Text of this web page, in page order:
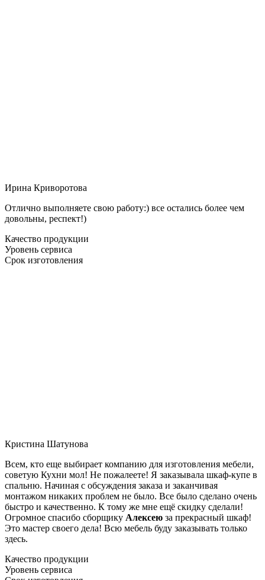
Ирина Криворотова
Отлично выполняете свою работу:) все остались более чем
довольны, респект!)
Качество продукции
Уровень сервиса
Срок изготовления
Кристина Шатунова
Всем, кто еще выбирает компанию для изготовления мебели,
советую Кухни мол! Не пожалеете! Я заказывала шкаф-купе в
спальню. Начиная с обсуждения заказа и заканчивая
монтажом никаких проблем не было. Все было сделано очень
быстро и качественно. К тому же мне ещё скидку сделали!
Огромное спасибо сборщику Алексею за прекрасный шкаф!
Это мастер своего дела! Всю мебель буду заказывать только
здесь.
Качество продукции
Уровень сервиса